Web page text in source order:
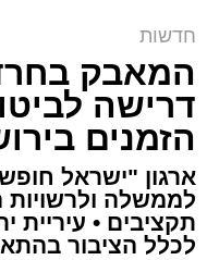
מחוז ש"י נגד
שוהים בלתי חוקיים.
עוד בנושא:
צפו במרדף
האוטובוס נעצר -
התחבא בתא המטען
צפו
חדשות
המאבק
דרישה
הזמנים
ארגון "ישראל
לממשלה ולרשויות
תקציבים • עיריית
לכלל הציבור